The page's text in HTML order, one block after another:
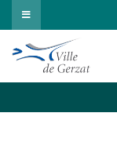
Passer
au
contenu